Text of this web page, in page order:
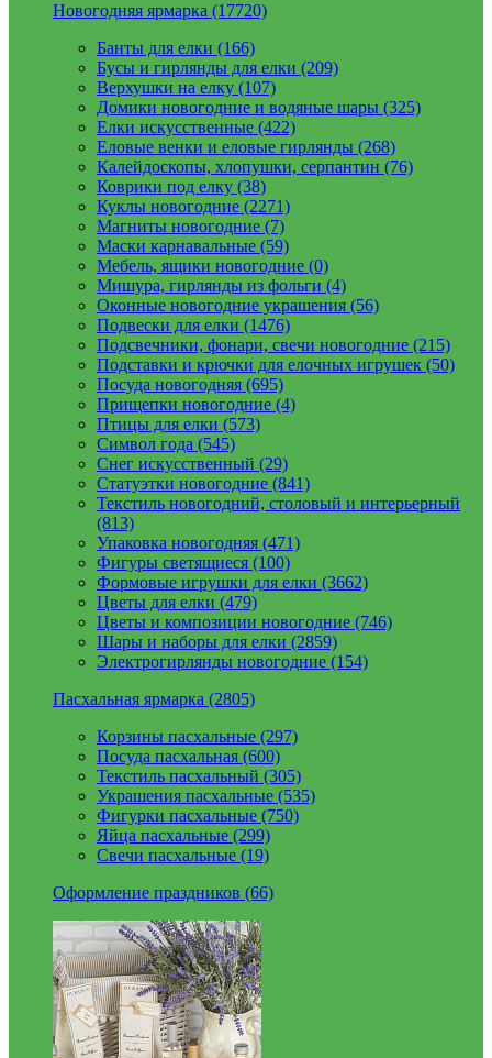
Новогодняя ярмарка (17720)
Банты для елки (166)
Бусы и гирлянды для елки (209)
Верхушки на елку (107)
Домики новогодние и водяные шары (325)
Елки искусственные (422)
Еловые венки и еловые гирлянды (268)
Калейдоскопы, хлопушки, серпантин (76)
Коврики под елку (38)
Куклы новогодние (2271)
Магниты новогодние (7)
Маски карнавальные (59)
Мебель, ящики новогодние (0)
Мишура, гирлянды из фольги (4)
Оконные новогодние украшения (56)
Подвески для елки (1476)
Подсвечники, фонари, свечи новогодние (215)
Подставки и крючки для елочных игрушек (50)
Посуда новогодняя (695)
Прищепки новогодние (4)
Птицы для елки (573)
Символ года (545)
Снег искусственный (29)
Статуэтки новогодние (841)
Текстиль новогодний, столовый и интерьерный
(813)
Упаковка новогодняя (471)
Фигуры светящиеся (100)
Формовые игрушки для елки (3662)
Цветы для елки (479)
Цветы и композиции новогодние (746)
Шары и наборы для елки (2859)
Электрогирлянды новогодние (154)
Пасхальная ярмарка (2805)
Корзины пасхальные (297)
Посуда пасхальная (600)
Текстиль пасхальный (305)
Украшения пасхальные (535)
Фигурки пасхальные (750)
Яйца пасхальные (299)
Свечи пасхальные (19)
Оформление праздников (66)